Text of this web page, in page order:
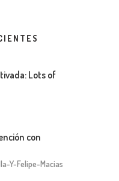
Lots of
con
Y-Felipe-Macias